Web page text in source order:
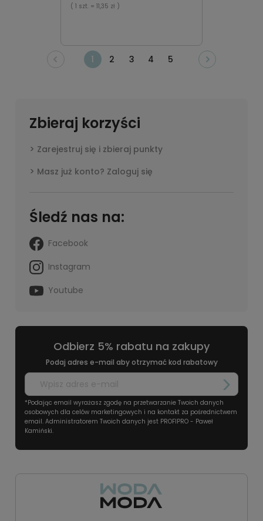
( 1 szt. = 11,35 zł )
1 2 3 4 5
Zbieraj korzyści
Zarejestruj się i zbieraj punkty
Masz już konto? Zaloguj się
Śledź nas na:
Facebook
Instagram
Youtube
Odbierz 5% rabatu na zakupy
Podaj adres e-mail aby otrzymać kod rabatowy
*Podając email wyrażasz zgodę na przetwarzanie Twoich danych
osobowych dla celów marketingowych i na kontakt za pośrednictwem
email. Administratorem Twoich danych jest PROFIPRO - Paweł
Kamiński.